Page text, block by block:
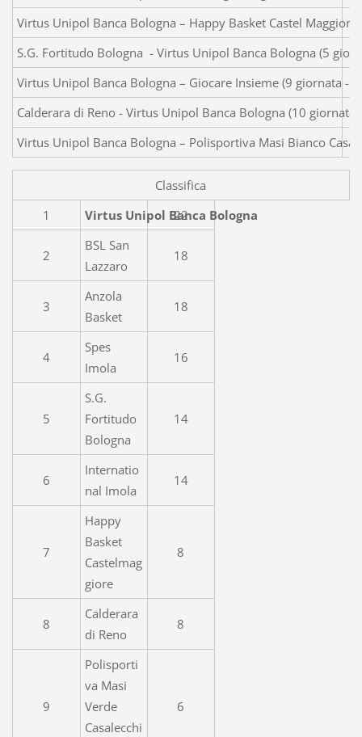
Virtus Unipol Banca Bologna – Happy Basket Castel
S.G. Fortitudo Bologna - Virtus Unipol Banca Bologna (5
Virtus Unipol Banca Bologna – Giocare Insieme (9 giornata -
Calderara di Reno - Virtus Unipol Banca Bologna (10
Virtus Unipol Banca Bologna – Polisportiva Masi Bianco
Classifica
1
Virtus Unipol Banca Bologna
22
2
BSL San
Lazzaro
18
3
Anzola
Basket
18
4
Spes
Imola
16
5
S.G.
Fortitudo
Bologna
14
6
Internatio
nal Imola
14
7
Happy
Basket
Castelmag
giore
8
8
Calderara
di Reno
8
9
Polisporti
va Masi
Verde
Casalecchi
6